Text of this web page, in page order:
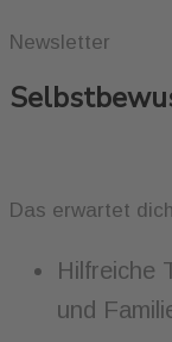
Newsletter
Das erwartet
Hilfreiche
und